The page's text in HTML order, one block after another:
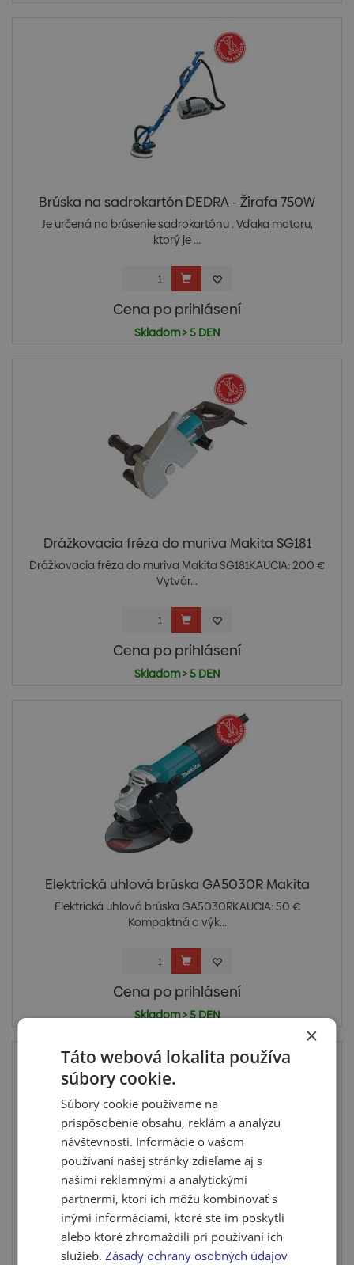
Brúska na sadrokartón DEDRA - Žirafa 750W
Je určená na brúsenie sadrokartónu . Vďaka motoru,
ktorý je ...
Cena po prihlásení
Skladom > 5 DEN
Drážkovacia fréza do muriva Makita SG181
Drážkovacia fréza do muriva Makita SG181KAUCIA: 200 €
Vytvár...
Cena po prihlásení
Skladom > 5 DEN
Elektrická uhlová brúska GA5030R Makita
Elektrická uhlová brúska GA5030RKAUCIA: 50 €
Kompaktná a výk...
Cena po prihlásení
Skladom > 5 DEN
Elektrická uhlová brúska Makita GA9040RF01
Elektrická uhlová brúska Makita GA9040RF01KAUCIA: 80
×
Táto webová lokalita používa
súbory cookie.
Súbory cookie používame na
prispôsobenie obsahu, reklám a analýzu
návštevnosti. Informácie o vašom
používaní našej stránky zdieľame aj s
našimi reklamnými a analytickými
partnermi, ktorí ich môžu kombinovať s
inými informáciami, ktoré ste im poskytli
alebo ktoré zhromaždili pri používaní ich
služieb.Zásady ochrany osobných údajov